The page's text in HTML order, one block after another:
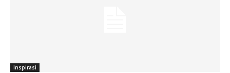
Inspirasi